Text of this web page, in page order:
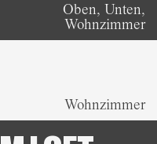
Oben, Unten,
Wohnzimmer
Wohnzimmer